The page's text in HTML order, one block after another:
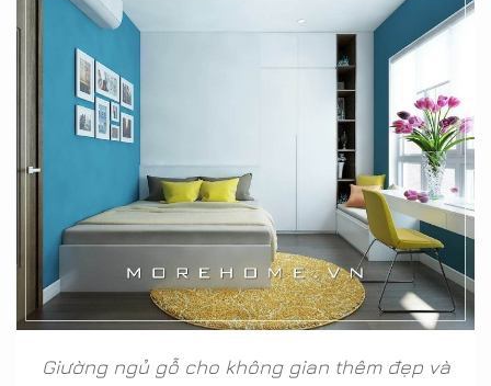
Giường ngủ gỗ cho không gian thêm đẹp và